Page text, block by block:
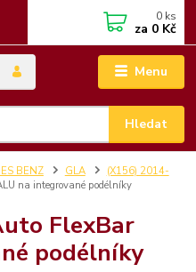
Menu
Hledat
0 ks
za 0 Kč
BENZ GLA
(X156) 2014-
na integrované podélníky
FlexBar
podélníky